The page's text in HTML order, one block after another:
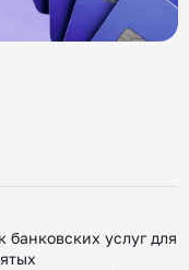
услуг для